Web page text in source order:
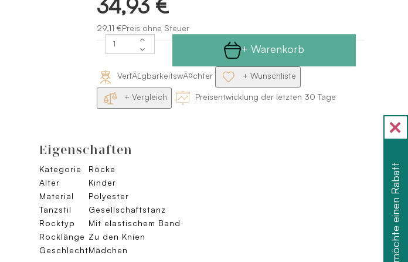
34,93 €
29,11 €Preis ohne Steuer
+ Warenkorb
VerfĂĽgbarkeitswĂ¤chter + Wunschliste
+ Vergleich Preisentwicklung der letzten 30 Tage
Eigenschaften
Kategorie
Röcke
Alter
Kinder
Material
Polyester
Tanzstil
Gesellschaftstanz
Rocktyp
Mit elastischem Band
Rocklänge Zu den Knien
GeschlechtMädchen Ich möchte einen Rabatt